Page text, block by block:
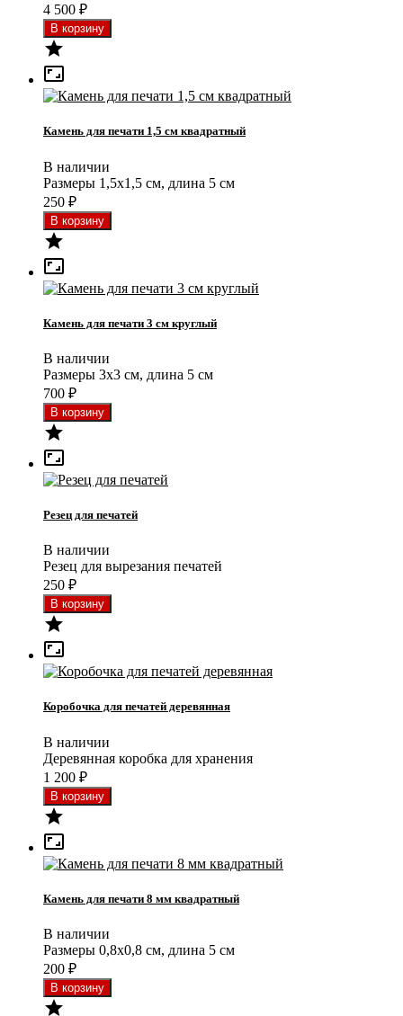
4 500 ₽


Камень для печати 1,5 см квадратный
В наличии
Размеры 1,5x1,5 см, длина 5 см
250 ₽


Камень для печати 3 см круглый
В наличии
Размеры 3x3 см, длина 5 см
700 ₽


Резец для печатей
В наличии
Резец для вырезания печатей
250 ₽


Коробочка для печатей деревянная
В наличии
Деревянная коробка для хранения
1 200 ₽


Камень для печати 8 мм квадратный
В наличии
Размеры 0,8x0,8 см, длина 5 см
200 ₽
